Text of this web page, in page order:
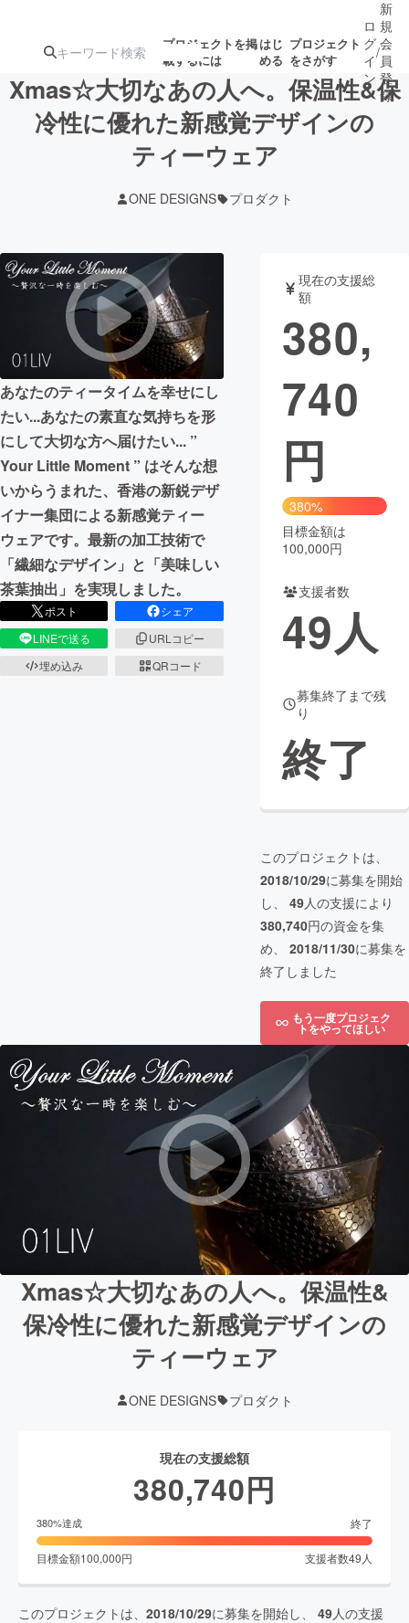
プロジェクトを掲
載するには
はじ
める
プロジェクト
をさがす
注目の新着プロ募集終了が近いプ
テクノロジー・ガジェット
映像・映画 書籍・雑誌
ビジネス・起業 チャレンジ
まちづくり・地域活性化
CAMPFIRE for Social Good
CAMPFIRE Creation
CAMPFIREふるさと納税
コミュニティ
ロ
グ
イ
ン
/
新
規
会
員
登
録
Xmas☆大切なあの人へ。保温性&保
冷性に優れた新感覚デザインの
ティーウェア
ONE DESIGNS プロダクト
あなたのティータイムを幸せにし
たい...あなたの素直な気持ちを形
にして大切な方へ届けたい... ”
Your Little Moment ” はそんな想
いからうまれた、香港の新鋭デザ
イナー集団による新感覚ティー
ウェアです。最新の加工技術で
「繊細なデザイン」と「美味しい
茶葉抽出」を実現しました。
ポスト
シェア
LINEで送る
URLコピー
埋め込み
QRコード
現在の支援総
額
380,
740
円
380%
目標金額は
100,000円
支援者数
49人
募集終了まで残
り
終了
このプロジェクトは、
2018/10/29に募集を開始
し、 49人の支援により
380,740円の資金を集
め、 2018/11/30に募集を
終了しました
もう一度プロジェク
トをやってほしい
Xmas☆大切なあの人へ。保温性&
保冷性に優れた新感覚デザインの
ティーウェア
ONE DESIGNS プロダクト
現在の支援総額
380,740円
380%達成 終了
目標金額100,000円 支援者数49 人
このプロジェクトは、 2018/10/29に募集を開始し、 49人の支援